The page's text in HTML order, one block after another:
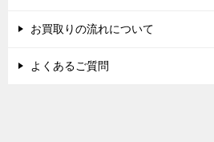
お買取りの流れについて
よくあるご質問